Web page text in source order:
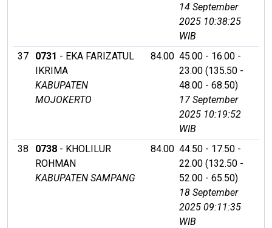
14 September
2025 10:38:25
WIB
37
0731 - EKA FARIZATUL
IKRIMA
KABUPATEN
MOJOKERTO
84.00 45.00 - 16.00 -
23.00 (135.50 -
48.00 - 68.50)
17 September
2025 10:19:52
WIB
38
0738 - KHOLILUR
ROHMAN
KABUPATEN SAMPANG
84.00 44.50 - 17.50 -
22.00 (132.50 -
52.00 - 65.50)
18 September
2025 09:11:35
WIB